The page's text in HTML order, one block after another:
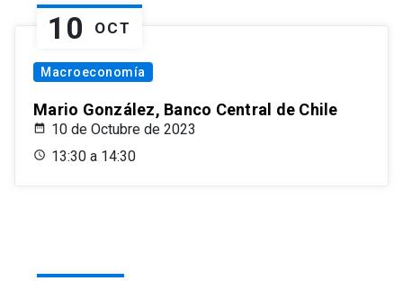
10 OCT
Macroeconomía
Mario González, Banco Central de Chile
10 de Octubre de 2023
13:30 a 14:30